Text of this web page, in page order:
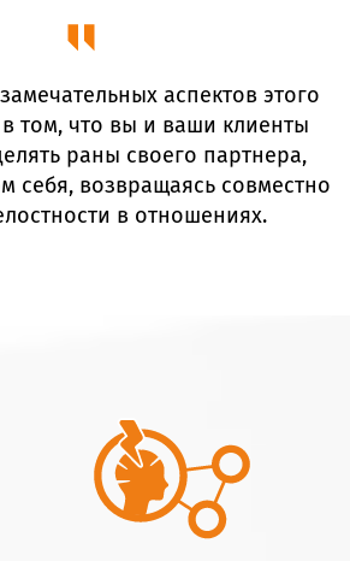
аспектов этого
в том, что вы и ваши клиенты
раны своего партнера,
себя, возвращаясь совместно
в отношениях.